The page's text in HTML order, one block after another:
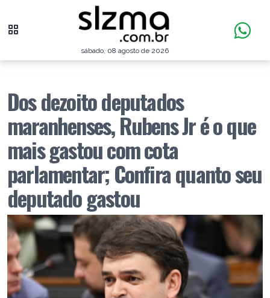
sábado, 08 agosto de 2026
Dos dezoito deputados
maranhenses, Rubens Jr é o que
mais gastou com cota
parlamentar; Confira quanto seu
deputado gastou